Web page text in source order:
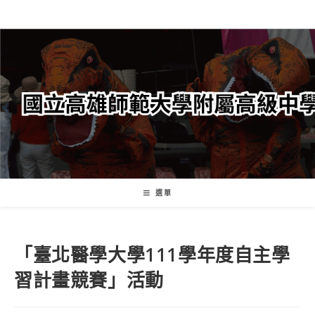
轉
要
內
容
選單
「臺北醫學大學111學年度自主學
習計畫競賽」活動